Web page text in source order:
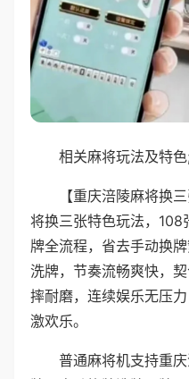
相关麻将玩法及特
【重庆涪陵麻将换
将换三张特色玩法，
牌全流程，省去手动换
洗牌，节奏流畅爽快，
摔耐磨，连续娱乐无压
激欢乐。
普通麻将机支持重